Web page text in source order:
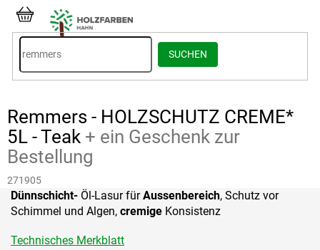
Inhalt
springen
SUCHEN
WARENKORB
Remmers - HOLZSCHUTZ CREME*
5L - Teak + ein Geschenk zur
Bestellung
271905
Dünnschicht- Öl-Lasur fürAussenbereich, Schutz vor
Schimmel und Algen, cremige Konsistenz
Technisches Merkblatt